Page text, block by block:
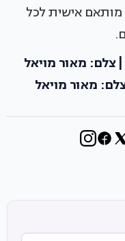
אישית לכל
מאור מויאל